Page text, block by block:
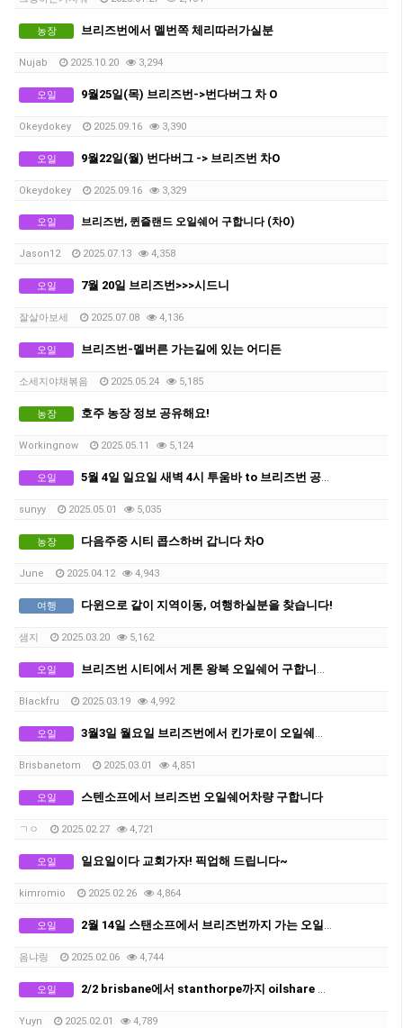
농장 브리즈번에서 멜번쪽 체리따러가실분
Nujab 2025.10.20 3,294
오일 9월25일(목) 브리즈번->번다버그 차 O
Okeydokey 2025.09.16 3,390
오일 9월22일(월) 번다버그 -> 브리즈번 차O
Okeydokey 2025.09.16 3,329
오일 브리즈번, 퀸즐랜드 오일쉐어 구합니다 (차O)
Jason12 2025.07.13 4,358
오일 7월 20일 브리즈번>>>시드니
잘살아보세 2025.07.08 4,136
오일 브리즈번-멜버른 가는길에 있는 어디든
소세지야채볶음 2025.05.24 5,185
농장 호주 농장 정보 공유해요!
Workingnow 2025.05.11 5,124
오일 5월 4일 일요일 새벽 4시 투움바 to 브리즈번 공항행 오일쉐어 구합니다.
sunyy 2025.05.01 5,035
농장 다음주중 시티 콥스하버 갑니다 차O
June 2025.04.12 4,943
여행 다윈으로 같이 지역이동, 여행하실분을 찾습니다!
샘지 2025.03.20 5,162
오일 브리즈번 시티에서 게톤 왕복 오일쉐어 구합니다. (차X)
Blackfru 2025.03.19 4,992
오일 3월3일 월요일 브리즈번에서 킨가로이 오일쉐어 차량구합니다.
Brisbanetom 2025.03.01 4,851
오일 스텐소프에서 브리즈번 오일쉐어차량 구합니다
ㄱㅇ 2025.02.27 4,721
오일 일요일이다 교회가자! 픽업해 드립니다~
kimromio 2025.02.26 4,864
오일 2월 14일 스탠소프에서 브리즈번까지 가는 오일쉐어 구합니다
음냐링 2025.02.06 4,744
오일 2/2 brisbane에서 stanthorpe까지 oilshare 구합니다
Yuyn 2025.02.01 4,789